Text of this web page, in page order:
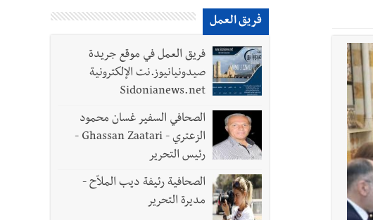
بالأرض ... والجنوب هو عزة وكرامة لبنان
فريق العمل
فريق العمل في موقع جريدة
صيدونيانيوز.نت الإلكترونية
Sidonianews.net
الصحافي السفير غسان محمود
الزعتري - Ghassan Zaatari -
رئيس التحرير
الصحافية رئيفة ديب الملاّح -
مديرة التحرير